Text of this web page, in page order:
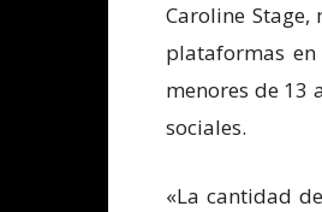
Caroline
plataformas
menores de 13
sociales.
«La cantidad